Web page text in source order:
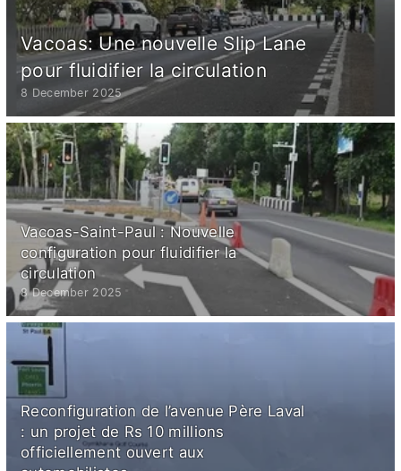
Vacoas: Une nouvelle Slip Lane
pour fluidifier la circulation
8 December 2025
Vacoas-Saint-Paul : Nouvelle
configuration pour fluidifier la
circulation
8 December 2025
Reconfiguration de l’avenue Père Laval
: un projet de Rs 10 millions
officiellement ouvert aux